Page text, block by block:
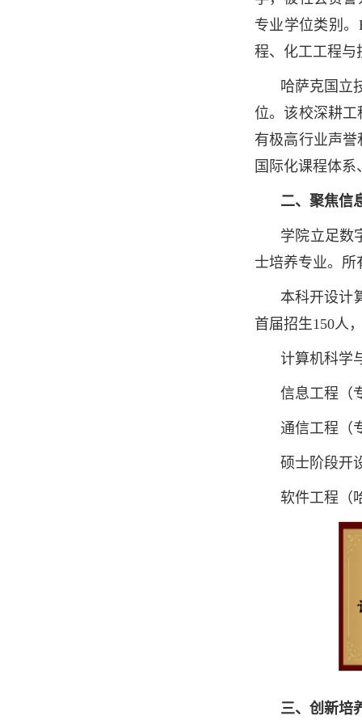
专业学位类别
程、化工工程与
哈萨克国立
位。该校深耕
有极高行业声
国际化课程体
二、聚焦信
学院立足数
士培养专业。
本科开设计
首届招生150人
计算机科学
信息工程（
通信工程（
硕士阶段开
软件工程（
三、创新培